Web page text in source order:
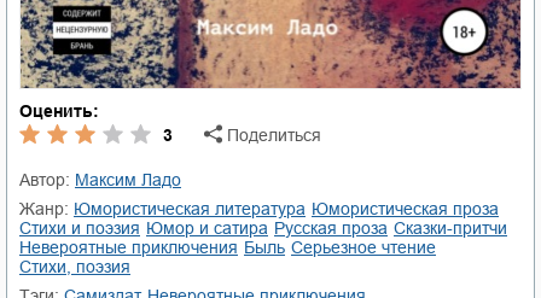
Оценить:
3
Поделиться
Автор:
Максим Ладо
Жанр:
юмористическая литература
юмористическая проза
стихи и поэзия
юмор и сатира русская проза
сказки-притчи
невероятные приключения
быль
серьезное чтение
cтихи, поэзия